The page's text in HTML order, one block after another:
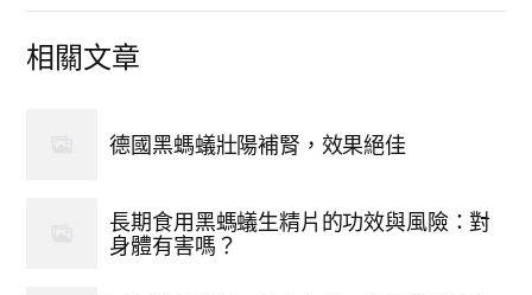
相關文章
德國黑螞蟻壯陽補腎，效果絕佳
長期食用黑螞蟻生精片的功效與風險：對
身體有害嗎？